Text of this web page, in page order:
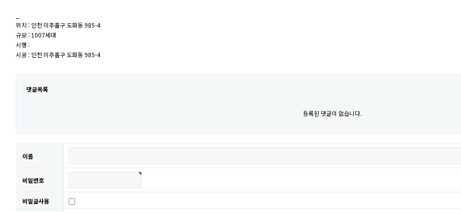
위치 : 인천 미추홀구 도화동 985-4
규모 : 1007세대
시행 :
시공 : 인천 미추홀구 도화동 985-4
댓글목록
등록된 댓글이 없습니다.
이름
비밀번호
비밀글사용